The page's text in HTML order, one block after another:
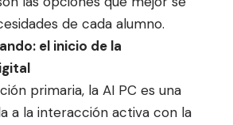
de cada alumno.
el inicio de la
primaria, la AI PC es una
a la interacción activa con la